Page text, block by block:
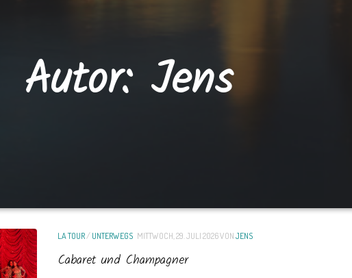
Autor: Jens
LA TOUR/UNTERWEGS MITTWOCH, 29. JULI 2026VONJENS
Cabaret und Champagner